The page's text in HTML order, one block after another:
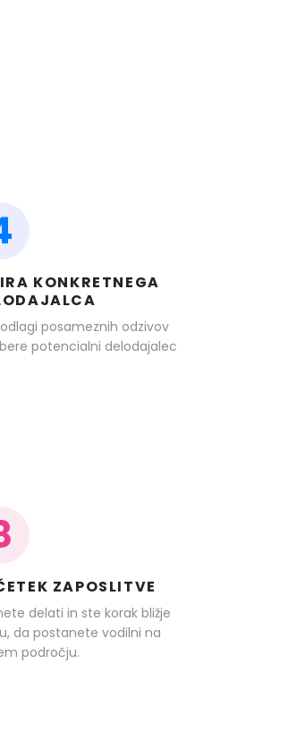
KONKRETNEGA
posameznih odzivov
potencialni delodajalec
ZAPOSLITVE
delati in ste korak bližje
da postanete vodilni na
področju.